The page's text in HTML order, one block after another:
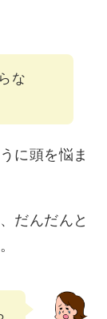
な
に頭を悩ま
だんだんと